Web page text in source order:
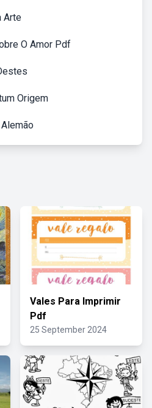
Arte
O Amor Pdf
Origem
Vales Para Imprimir
Pdf
25 September 2024